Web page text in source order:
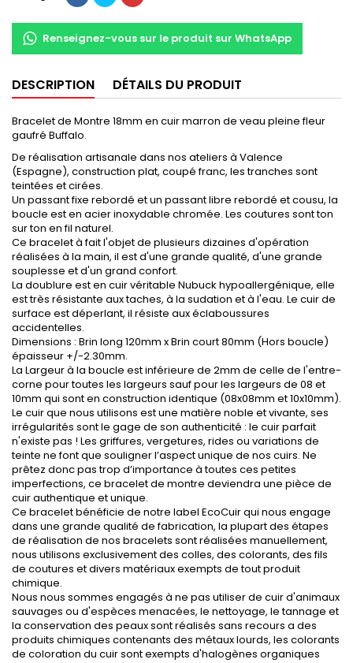
Renseignez-vous sur le produit sur WhatsApp
DESCRIPTION DÉTAILS DU PRODUIT
Bracelet de Montre 18mm en cuir marron de veau pleine fleur
gaufré Buffalo.
De réalisation artisanale dans nos ateliers à Valence
(Espagne), construction plat, coupé franc, les tranches sont
teintées et cirées.
Un passant fixe rebordé et un passant libre rebordé et cousu, la
boucle est en acier inoxydable chromée. Les coutures sont ton
sur ton en fil naturel.
Ce bracelet à fait l'objet de plusieurs dizaines d'opération
réalisées à la main, il est d'une grande qualité, d'une grande
souplesse et d'un grand confort.
La doublure est en cuir véritable Nubuck hypoallergénique, elle
est très résistante aux taches, à la sudation et à l'eau. Le cuir de
surface est déperlant, il résiste aux éclaboussures
accidentelles.
Dimensions : Brin long 120mm x Brin court 80mm (Hors boucle)
épaisseur +/-2.30mm.
La Largeur à la boucle est inférieure de 2mm de celle de l'entre-
corne pour toutes les largeurs sauf pour les largeurs de 08 et
10mm qui sont en construction identique (08x08mm et 10x10mm).
Le cuir que nous utilisons est une matière noble et vivante, ses
irrégularités sont le gage de son authenticité : le cuir parfait
n'existe pas ! Les griffures, vergetures, rides ou variations de
teinte ne font que souligner l’aspect unique de nos cuirs. Ne
prêtez donc pas trop d’importance à toutes ces petites
imperfections, ce bracelet de montre deviendra une pièce de
cuir authentique et unique.
Ce bracelet bénéficie de notre label EcoCuir qui nous engage
dans une grande qualité de fabrication, la plupart des étapes
de réalisation de nos bracelets sont réalisées manuellement,
nous utilisons exclusivement des colles, des colorants, des fils
de coutures et divers matériaux exempts de tout produit
chimique.
Nous nous sommes engagés à ne pas utiliser de cuir d'animaux
sauvages ou d'espèces menacées, le nettoyage, le tannage et
la conservation des peaux sont réalisés sans recours a des
produits chimiques contenants des métaux lourds, les colorants
de coloration du cuir sont exempts d'halogènes organiques